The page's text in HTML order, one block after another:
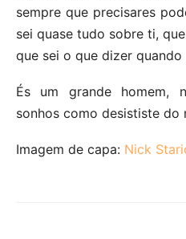
sempre que precisares
sei quase tudo sobre ti,
que sei o que dizer quando
És um grande homem,
sonhos como desististe do
Imagem de capa: Nick